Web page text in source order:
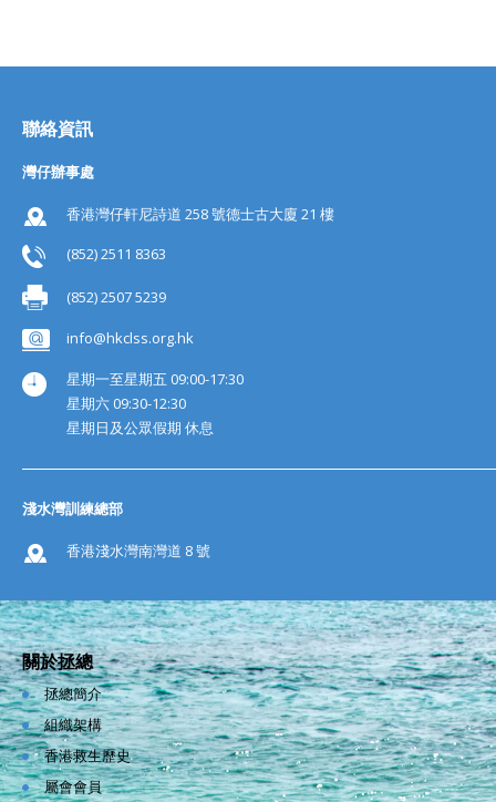
聯絡資訊
灣仔辦事處
香港灣仔軒尼詩道 258 號德士古大廈 21 樓
(852) 2511 8363
(852) 2507 5239
info@hkclss.org.hk
星期一至星期五 09:00-17:30
星期六 09:30-12:30
星期日及公眾假期 休息
淺水灣訓練總部
香港淺水灣南灣道 8 號
關於拯總
拯總簡介
組織架構
香港救生歷史
屬會會員